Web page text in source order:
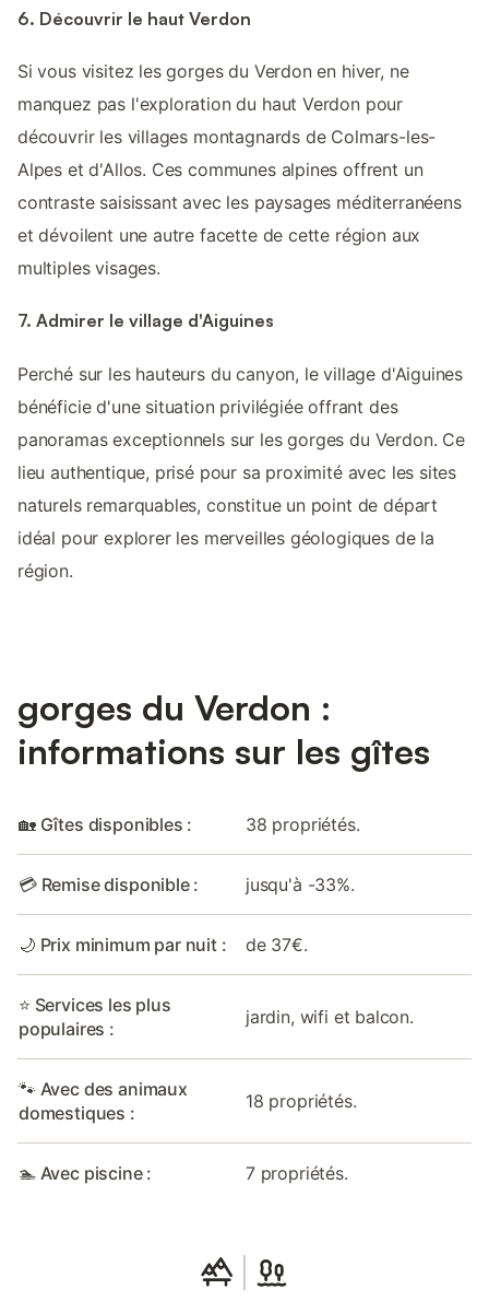
6. Découvrir le haut Verdon
Si vous visitez les gorges du Verdon en hiver, ne
manquez pas l'exploration du haut Verdon pour
découvrir les villages montagnards de Colmars-les-
Alpes et d'Allos. Ces communes alpines offrent un
contraste saisissant avec les paysages méditerranéens
et dévoilent une autre facette de cette région aux
multiples visages.
7. Admirer le village d'Aiguines
Perché sur les hauteurs du canyon, le village d'Aiguines
bénéficie d'une situation privilégiée offrant des
panoramas exceptionnels sur les gorges du Verdon. Ce
lieu authentique, prisé pour sa proximité avec les sites
naturels remarquables, constitue un point de départ
idéal pour explorer les merveilles géologiques de la
région.
gorges du Verdon :
informations sur les gîtes
🏡 Gîtes disponibles : 38 propriétés.
💳 Remise disponible : jusqu'à -33%.
🌙 Prix minimum par nuit : de 37€.
⭐ Services les plus
populaires :
jardin, wifi et balcon.
🐾 Avec des animaux
domestiques :
18 propriétés.
🏊 Avec piscine : 7 propriétés.